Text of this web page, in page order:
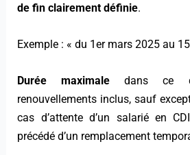
de fin clairement définie.
Exemple : « du 1er mars 2025 au
Durée maximale dans ce
renouvellements inclus, sauf
cas d’attente d’un salarié en
précédé d’un remplacement